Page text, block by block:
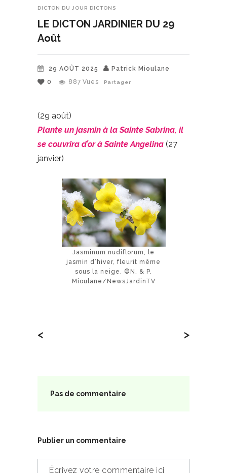
DICTON DU JOUR DICTONS
LE DICTON JARDINIER DU 29
Août
29 AOÛT 2025
Patrick Mioulane
0
887 Vues Partager
(29 août)
Plante un jasmin à la Sainte Sabrina, il
se couvrira d’or à Sainte Angelina (27
janvier)
Jasminum nudiflorum, le
jasmin d’hiver, fleurit même
sous la neige. ©N. & P.
Mioulane/NewsJardinTV
< >
Pas de commentaire
Publier un commentaire